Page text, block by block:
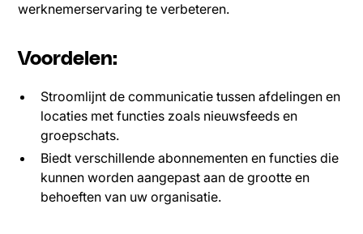
werknemerservaring te verbeteren.
Voordelen:
Stroomlijnt de communicatie tussen afdelingen en
locaties met functies zoals nieuwsfeeds en
groepschats.
Biedt verschillende abonnementen en functies die
kunnen worden aangepast aan de grootte en
behoeften van uw organisatie.